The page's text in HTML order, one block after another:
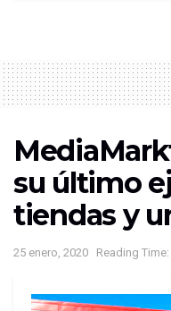
su último
tiendas y
25 enero, 2020 Reading